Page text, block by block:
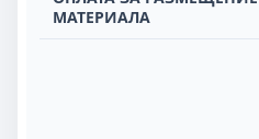
МАТЕРИАЛА